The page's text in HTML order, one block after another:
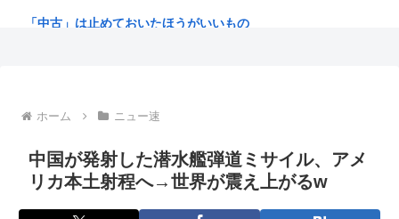
いいよな
【悲報】成績優秀だったのに窓際に異動したんだが
好きな惣菜パンベスト3は?
「中古」は止めておいたほうがいいもの
日傘バカ女は4ね
推し活中国人集団22人、タイ空港の搭乗口でチケット提示に
応じず俳...
ホーム ニュー速
中国が発射した潜水艦弾道ミサイル、アメ
リカ本土射程へ→世界が震え上がるw